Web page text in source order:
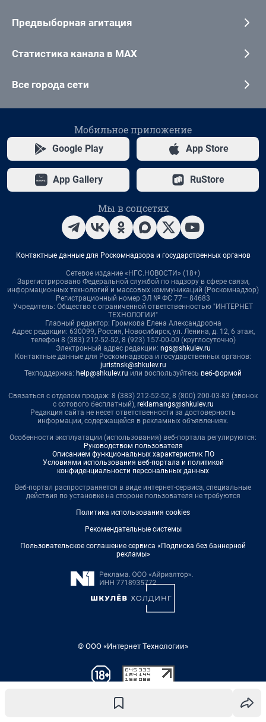
Предвыборная агитация
Статистика канала в MAX
Все города сети
Мобильное приложение
Google Play App Store
App Gallery RuStore
Мы в соцсетях
Контактные данные для Роскомнадзора и государственных органов
Сетевое издание «НГС.НОВОСТИ» (18+)
Зарегистрировано Федеральной службой по надзору в сфере связи,
информационных технологий и массовых коммуникаций (Роскомнадзор)
Регистрационный номер ЭЛ № ФС 77— 84683
Учредитель: Общество с ограниченной ответственностью "ИНТЕРНЕТ
ТЕХНОЛОГИИ"
Главный редактор: Громкова Елена Александровна
Адрес редакции: 630099, Россия, Новосибирск, ул. Ленина, д. 12, 6 этаж,
телефон 8 (383) 212-52-52, 8 (923) 157-00-00 (круглосуточно)
Электронный адрес редакции: ngs@shkulev.ru
Контактные данные для Роскомнадзора и государственных органов:
juristnsk@shkulev.ru
Техподдержка: help@shkulev.ru или воспользуйтесь веб-формой
Связаться с отделом продаж: 8 (383) 212-52-52, 8 (800) 200-03-83 (звонок
с сотового бесплатный), reklamangs@shkulev.ru
Редакция сайта не несет ответственности за достоверность
информации, содержащейся в рекламных объявлениях.
Особенности эксплуатации (использования) веб-портала регулируются:
Руководством пользователя
Описанием функциональных характеристик ПО
Условиями использования веб-портала и политикой
конфиденциальности персональных данных
Веб-портал распространяется в виде интернет-сервиса, специальные
действия по установке на стороне пользователя не требуются
Политика использования cookies
Рекомендательные системы
Пользовательское соглашение сервиса «Подписка без баннерной
рекламы»
© ООО «Интернет Технологии»